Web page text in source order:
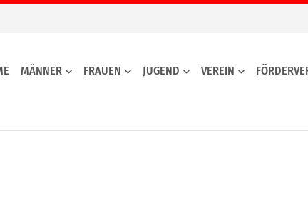
MÄNNER FRAUEN JUGEND VEREIN